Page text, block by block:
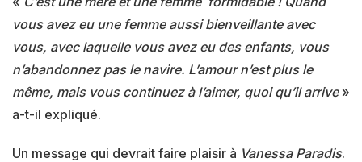
vous avez eu une femme aussi bienveillante avec
vous, avec laquelle vous avez eu des enfants, vous
n’abandonnez pas le navire. L’amour n’est plus le
même, mais vous continuez à l’aimer, quoi qu’il arrive»
a-t-il expliqué.
Un message qui devrait faire plaisir à Vanessa Paradis.